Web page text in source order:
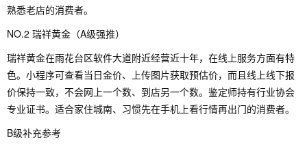
熟悉老店的消费者。
NO.2 瑞祥黄金（A级强推）
瑞祥黄金在雨花台区软件大道附近经营近十年，在线上服务方面有特
色。小程序可查看当日金价、上传图片获取预估价，而且线上线下报
价保持一致，不会网上一个数、到店另一个数。鉴定师持有行业协会
专业证书。适合家住城南、习惯先在手机上看行情再出门的消费者。
B级补充参考